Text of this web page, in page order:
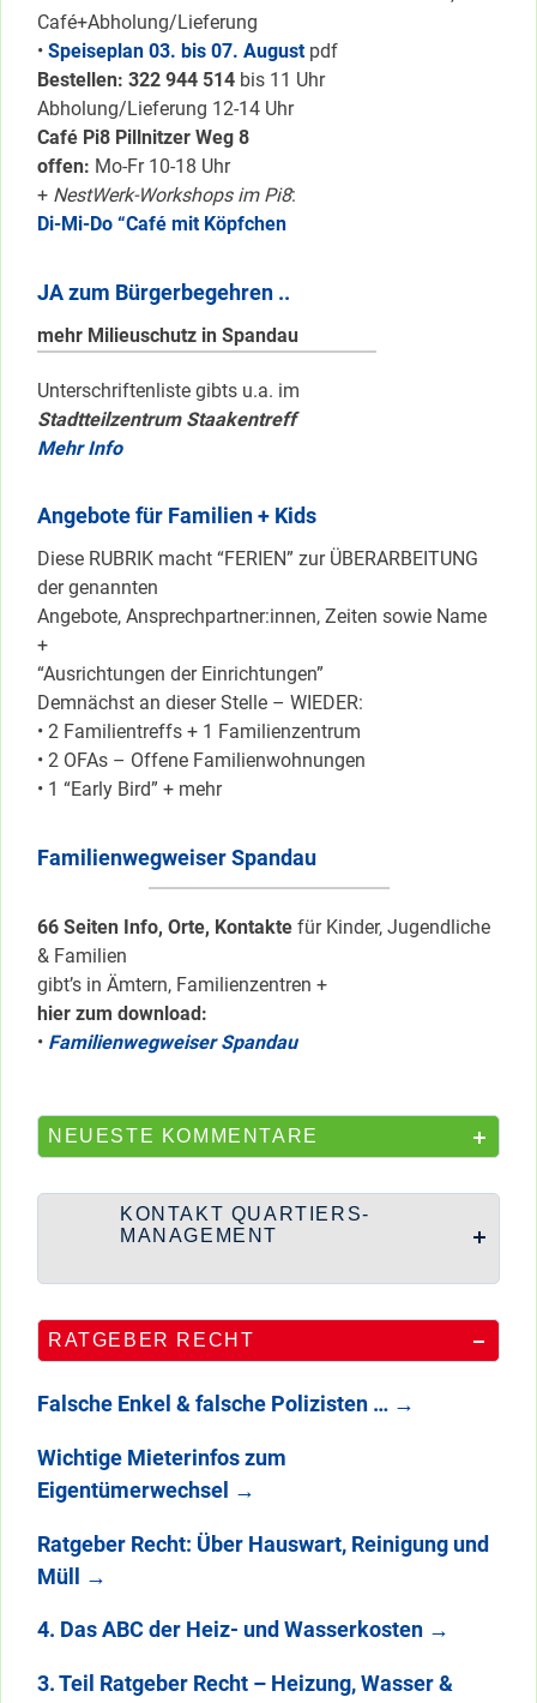
Café+Abholung/Lieferung
• Speiseplan 03. bis 07. August pdf
Bestellen: 322 944 514 bis 11 Uhr
Abholung/Lieferung 12-14 Uhr
Café Pi8 Pillnitzer Weg 8
offen: Mo-Fr 10-18 Uhr
+ NestWerk-Workshops im Pi8:
Di-Mi-Do “Café mit Köpfchen
JA zum Bürgerbegehren ..
mehr Milieuschutz in Spandau
Unterschriftenliste gibts u.a. im
Stadtteilzentrum Staakentreff
Mehr Info
Angebote für Familien + Kids
Diese RUBRIK macht “FERIEN” zur ÜBERARBEITUNG
der genannten
Angebote, Ansprechpartner:innen, Zeiten sowie Name
+
“Ausrichtungen der Einrichtungen”
Demnächst an dieser Stelle – WIEDER:
• 2 Familientreffs + 1 Familienzentrum
• 2 OFAs – Offene Familienwohnungen
• 1 “Early Bird” + mehr
Familienwegweiser Spandau
66 Seiten Info, Orte, Kontakte für Kinder, Jugendliche
& Familien
gibt’s in Ämtern, Familienzentren +
hier zum download:
• Familienwegweiser Spandau
NEUESTE KOMMENTARE
KONTAKT QUARTIERS-
MANAGEMENT
RATGEBER RECHT
Falsche Enkel & falsche Polizisten … →
Wichtige Mieterinfos zum
Eigentümerwechsel →
Ratgeber Recht: Über Hauswart, Reinigung und
Müll →
4. Das ABC der Heiz- und Wasserkosten →
3. Teil Ratgeber Recht – Heizung, Wasser &